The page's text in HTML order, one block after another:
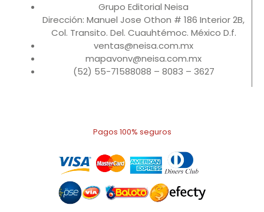
Grupo Editorial Neisa
Dirección: Manuel Jose Othon # 186 Interior 2B,
Col. Transito. Del. Cuauhtémoc. México D.f.
ventas@neisa.com.mx
mapavonv@neisa.com.mx
(52) 55-71588088 – 8083 – 3627
Pagos 100% seguros